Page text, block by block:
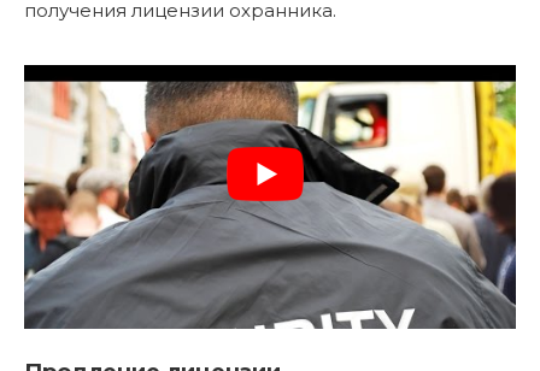
получения лицензии охранника.